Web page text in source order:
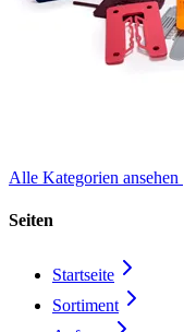
Alle Kategorien ansehen
Seiten
Startseite
Sortiment